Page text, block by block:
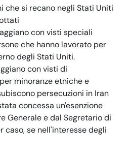
che si recano negli Stati Uniti
con visti speciali
che hanno lavorato per
degli Stati Uniti.
con visti di
minoranze etniche e
persecuzioni in Iran
concessa un'esenzione
Generale e dal Segretario di
caso, se nell'interesse degli